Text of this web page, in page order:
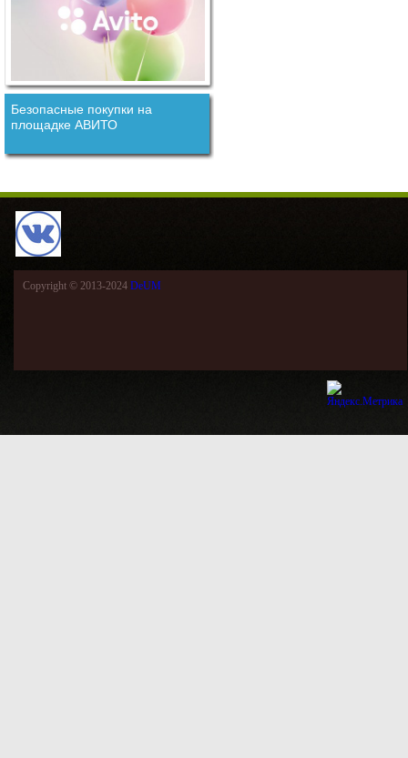
Безопасные покупки на
площадке АВИТО
Copyright © 2013-2024 DeUM